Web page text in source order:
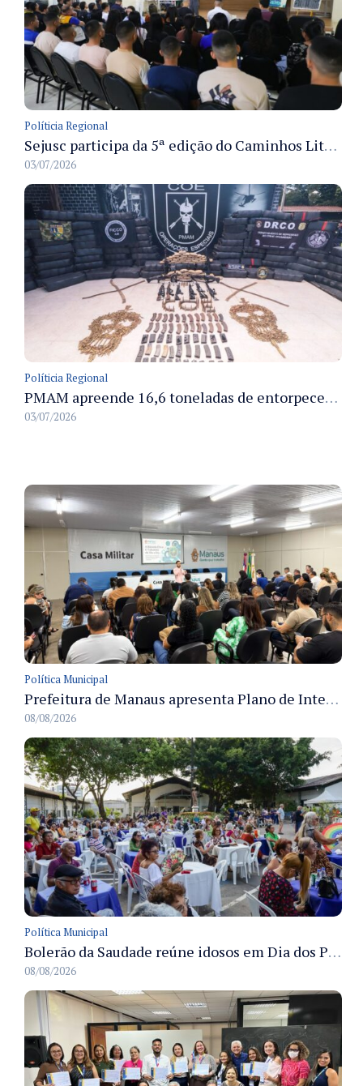
Políticia Regional
Sejusc participa da 5ª edição do Caminhos Literários com foco na cultura hip-hop nas unidades socioeducativas
03/07/2026
Políticia Regional
PMAM apreende 16,6 toneladas de entorpecentes e registra aumento nas prisões em flagrante e nas capturas de foragidos no primeiro semestre de 2026
03/07/2026
Política Municipal
Prefeitura de Manaus apresenta Plano de Integridade da CGM e qualifica servidores para governança e conformidade no biênio 2027-2028
08/08/2026
Política Municipal
Bolerão da Saudade reúne idosos em Dia dos Pais promovido pela Fundação Dr. Thomas em Manaus
08/08/2026